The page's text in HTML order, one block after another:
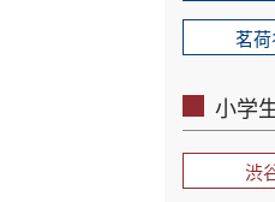
茗
小学
渋